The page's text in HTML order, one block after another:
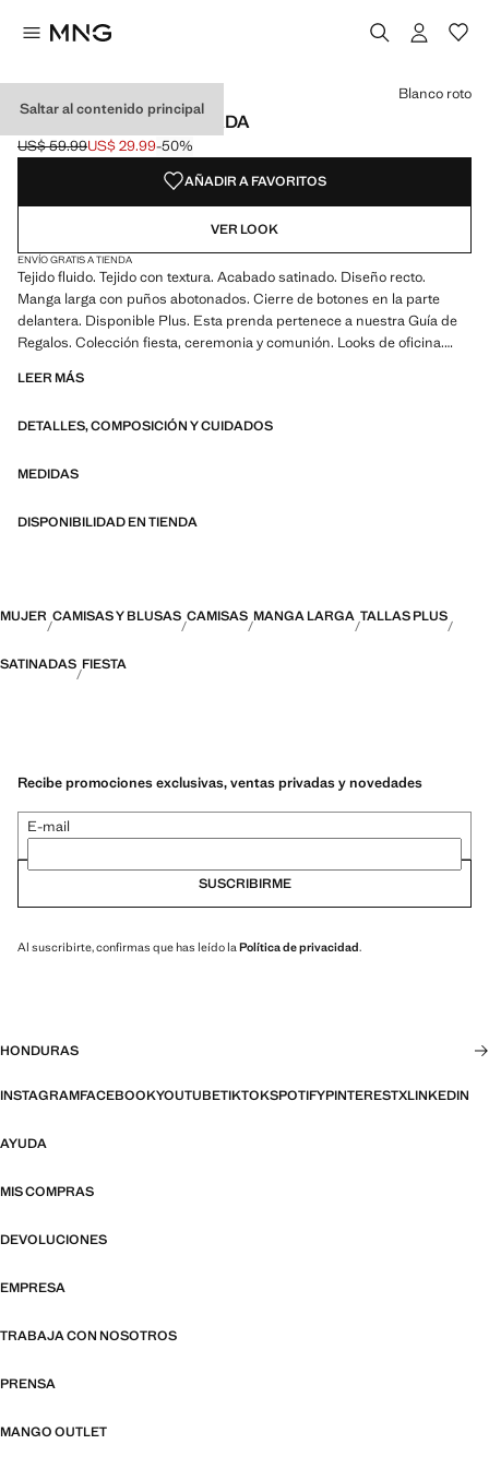
Saltar al contenido principal
CAMISA FLUIDA SATINADA
Precio inicial tachado [US$ 59.99 ]
US$ 59.99
Precio actual [US$ 29.99 ]
US$ 29.99-50%
Selecciona un color
Blanco roto
AÑADIR A FAVORITOS
VER LOOK
ENVÍO GRATIS A TIENDA
Tejido fluido. Tejido con textura. Acabado satinado. Diseño recto.
Manga larga con puños abotonados. Cierre de botones en la parte
delantera. Disponible Plus. Esta prenda pertenece a nuestra Guía de
Regalos. Colección fiesta, ceremonia y comunión. Looks de oficina.
Largo Standard. Largo manga Larga. Diseño estándar. Silueta Recto.
Delantero. Tejido ligero. Cuello solapa Camisero. Estampado Rayas.
Estampado Sin Estampado. Fantasia Sin Fantasía. Regular fit
LEER MÁS
DETALLES, COMPOSICIÓN Y CUIDADOS
MEDIDAS
DISPONIBILIDAD EN TIENDA
MUJER CAMISAS Y BLUSAS CAMISAS MANGA LARGA TALLAS PLUS
SATINADAS FIESTA
Recibe promociones exclusivas, ventas privadas y novedades
E-mail
SUSCRIBIRME
Al suscribirte, confirmas que has leído la Política de privacidad.
HONDURAS
INSTAGRAMFACEBOOKYOUTUBETIKTOKSPOTIFYPINTERESTXLINKEDIN
AYUDA
MIS COMPRAS
DEVOLUCIONES
EMPRESA
TRABAJA CON NOSOTROS
PRENSA
MANGO OUTLET